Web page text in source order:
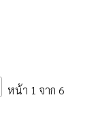
หน้า 1 จาก 6